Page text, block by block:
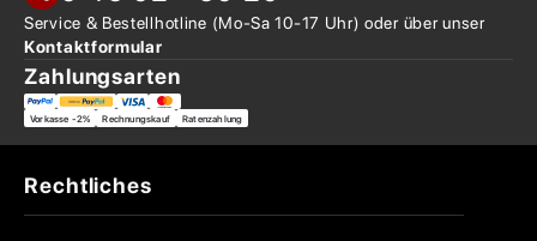
Service & Bestellhotline (Mo-Sa 10-17 Uhr) oder überunser
Kontaktformular
Zahlungsarten
Vorkasse -2% Rechnungskauf Ratenzahlung
Rechtliches